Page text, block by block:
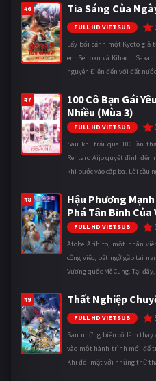
#6 Tia Sáng Của
FULL HD VIETSUB
Lấy bối cảnh một Kyoto giả
em Seiroku và Kihachi
nguyên Điện đến với đất
#7
100 Cô Bạn Gái
Nhiều (Mùa 3)
FULL HD VIETSUB
Sau khi trải qua 100 lần
Rentaro Aijo quyết định đến
khi bước vào cấp ba. Lời cầu
#8
Hậu Phương
Phá Tân Binh
FULL HD VIETSUB
Atobe Arihito, một nhân
công việc, bất ngờ gặp tai
Vương quốc Mê Cung. Tại
#9 Thất Nghiệp
FULL HD VIETSUB
Sau những biến cố làm
vào một hành trình mới để
Khi đối mặt với những thử